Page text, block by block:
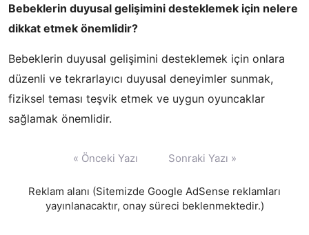
Bebeklerin duyusal gelişimini desteklemek için nelere
dikkat etmek önemlidir?
Bebeklerin duyusal gelişimini desteklemek için onlara
düzenli ve tekrarlayıcı duyusal deneyimler sunmak,
fiziksel teması teşvik etmek ve uygun oyuncaklar
sağlamak önemlidir.
« Önceki Yazı Sonraki Yazı »
Reklam alanı (Sitemizde Google AdSense reklamları
yayınlanacaktır, onay süreci beklenmektedir.)